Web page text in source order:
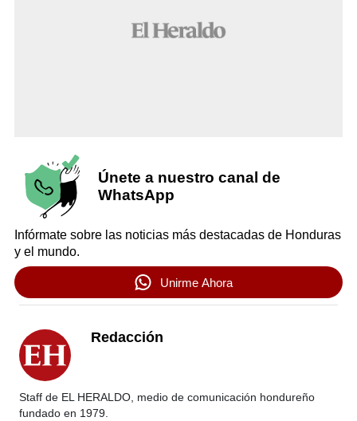
Únete a nuestro canal de
WhatsApp
Infórmate sobre las noticias más destacadas de Honduras
y el mundo.
Unirme Ahora
Redacción
Staff de EL HERALDO, medio de comunicación hondureño
fundado en 1979.